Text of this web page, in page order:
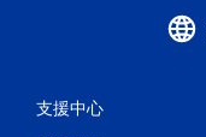
支援中心